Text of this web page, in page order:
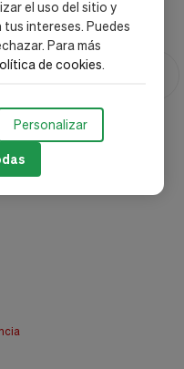
el uso del sitio y
intereses. Puedes
Para más
de cookies.
Personalizar